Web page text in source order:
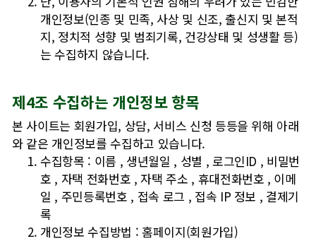
개인정보(인종 및 민족, 사상 및 신조, 출신지 및 본적
지, 정치적 성향 및 범죄기록, 건강상태 및 성생활 등)
는 수집하지 않습니다.
제4조 수집하는 개인정보 항목
본 사이트는 회원가입, 상담, 서비스 신청 등등을 위해 아래
와 같은 개인정보를 수집하고 있습니다.
수집항목 : 이름 , 생년월일 , 성별 , 로그인ID , 비밀번
호 , 자택 전화번호 , 자택 주소 , 휴대전화번호 , 이메
일 , 주민등록번호 , 접속 로그 , 접속 IP 정보 , 결제기
록
개인정보 수집방법 : 홈페이지(회원가입)